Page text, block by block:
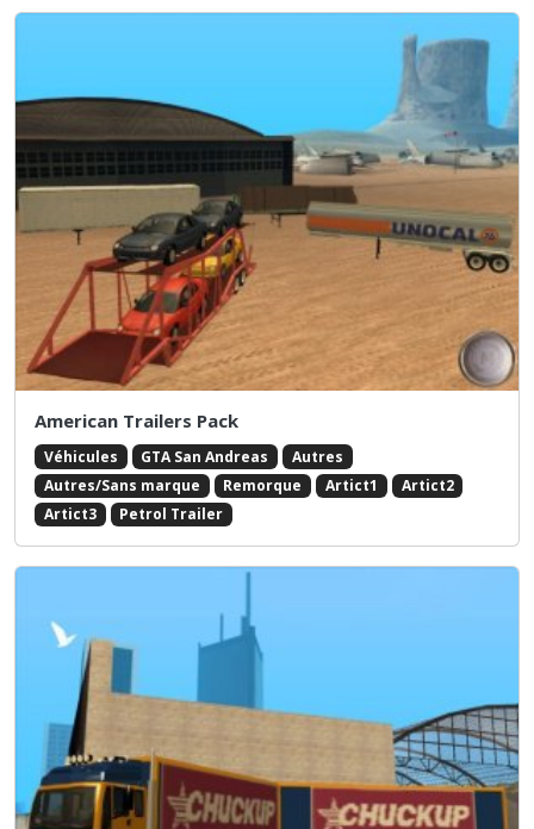
American Trailers Pack
Véhicules GTA San Andreas
Autres
Autres/Sans marque
Remorque Artict1
Artict2
Artict3
Petrol Trailer